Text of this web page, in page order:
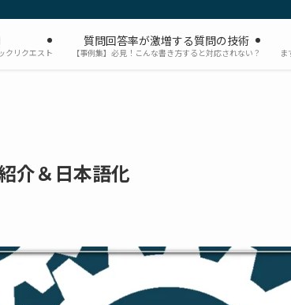
クリクエスト
質問回答率が激増する質問の技術
【事例集】必見！こんな書き方すると対応されない？
介＆日本語化